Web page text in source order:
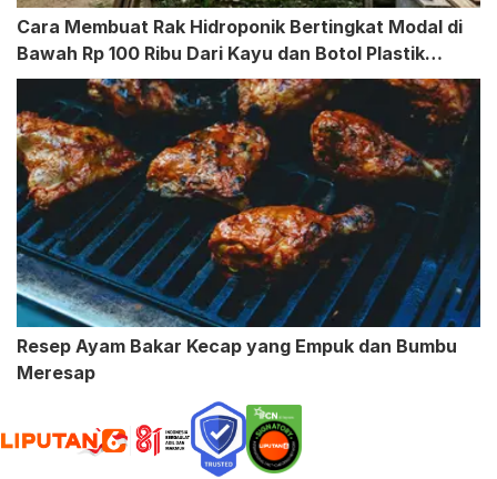
Cara Membuat Rak Hidroponik Bertingkat Modal di
Bawah Rp 100 Ribu Dari Kayu dan Botol Plastik
Bekas
Resep Ayam Bakar Kecap yang Empuk dan Bumbu
Meresap